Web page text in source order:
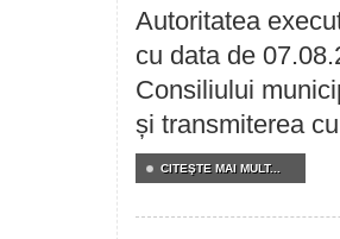
Autoritatea
cu data de
Consiliului
și transmiterea
CITEŞTE MAI MULT...